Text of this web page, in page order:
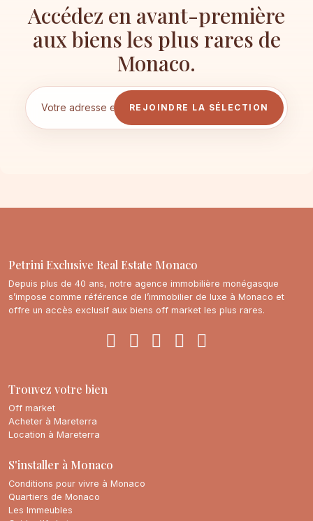
Accédez en avant-première
aux biens les plus rares de
Monaco.
REJOINDRE LA SÉLECTION
Petrini Exclusive Real Estate Monaco
Depuis plus de 40 ans, notre agence immobilière monégasque
s’impose comme référence de l’immobilier de luxe à Monaco et
offre un accès exclusif aux biens off market les plus rares.
Trouvez votre bien
Off market
Acheter à Mareterra
Location à Mareterra
S'installer à Monaco
Conditions pour vivre à Monaco
Quartiers de Monaco
Les Immeubles